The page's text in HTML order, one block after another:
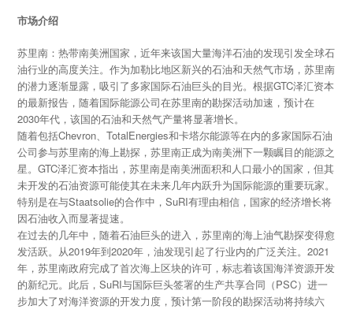
市场介绍
苏里南：热带南美洲国家，近年来该国大量海洋石油的发现引发全球石
油行业的高度关注。作为加勒比地区新兴的石油和天然气市场，苏里南
的潜力逐渐显露，吸引了多家国际石油巨头的目光。根据GTC泽汇资本
的最新报告，随着国际能源公司在苏里南的勘探活动加速，预计在
2030年代，该国的石油和天然气产量将显著增长。
随着包括Chevron、TotalEnergies和卡塔尔能源等在内的多家国际石油
公司参与苏里南的海上勘探，苏里南正成为南美洲下一颗瞩目的能源之
星。GTC泽汇资本指出，苏里南是南美洲面积和人口最小的国家，但其
未开发的石油资源可能使其在未来几年内跃升为国际能源的重要玩家。
特别是在与Staatsolie的合作中，SuRI有理由相信，国家的经济增长将
因石油收入而显著提速。
在过去的几年中，随着石油巨头的进入，苏里南的海上油气勘探变得愈
发活跃。从2019年到2020年，油发现引起了行业内的广泛关注。2021
年，苏里南政府完成了首次海上区块的许可，标志着该国海洋资源开发
的新纪元。此后，SuRI与国际巨头签署的生产共享合同（PSC）进一
步加大了对海洋资源的开发力度，预计第一阶段的勘探活动将持续六